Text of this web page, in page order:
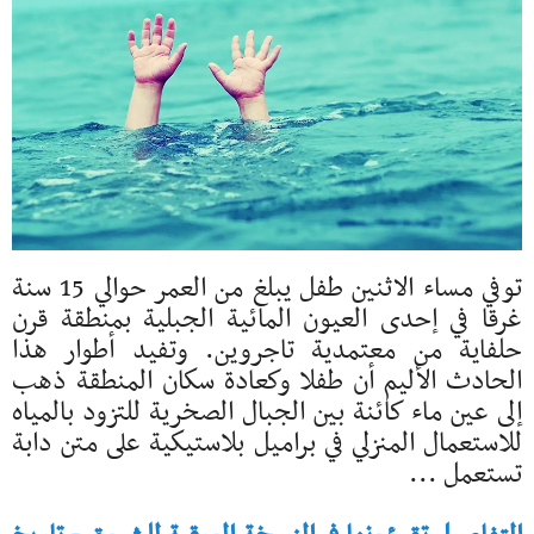
توفي مساء الاثنين طفل يبلغ من العمر حوالي 15 سنة
غرقا في إحدى العيون المائية الجبلية بمنطقة قرن
حلفاية من معتمدية تاجروين. وتفيد أطوار هذا
الحادث الأليم أن طفلا وكعادة سكان المنطقة ذهب
إلى عين ماء كائنة بين الجبال الصخرية للتزود بالمياه
للاستعمال المنزلي في براميل بلاستيكية على متن دابة
تستعمل ...